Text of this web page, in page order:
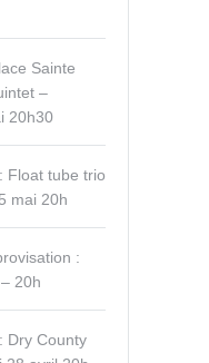
Sainte
–
20h30
Float tube trio
mai 20h
:
20h
Dry County